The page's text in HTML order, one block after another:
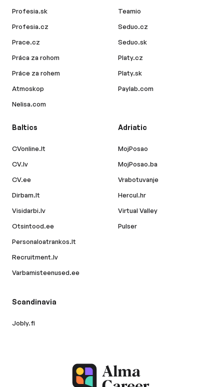
Profesia.sk
Profesia.cz
Prace.cz
Práca za rohom
Práce za rohem
Atmoskop
Nelisa.com
Teamio
Seduo.cz
Seduo.sk
Platy.cz
Platy.sk
Paylab.com
Baltics
CVonline.lt
CV.lv
CV.ee
Dirbam.lt
Visidarbi.lv
Otsintood.ee
Personaloatrankos.lt
Recruitment.lv
Varbamisteenused.ee
Adriatic
MojPosao
MojPosao.ba
Vrabotuvanje
Hercul.hr
Virtual Valley
Pulser
Scandinavia
Jobly.fi